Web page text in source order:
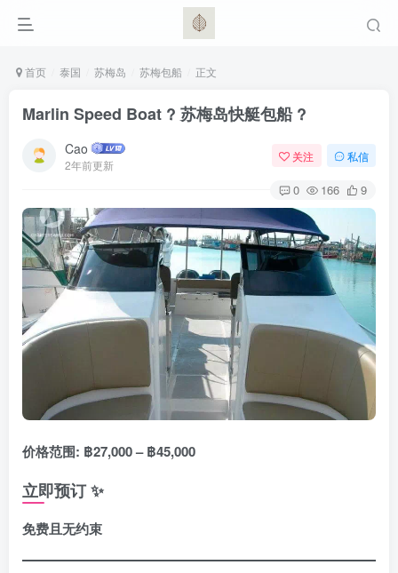
首页 泰国 苏梅岛 苏梅包船 正文
Marlin Speed Boat ? 苏梅岛快艇包船 ?️
Cao
2年前更新
关注 私信
0 166 9
价格范围: ฿27,000 – ฿45,000
立即预订 ✨
免费且无约束